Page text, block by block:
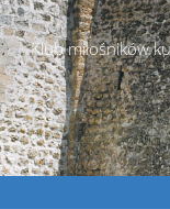
Klub miłośników